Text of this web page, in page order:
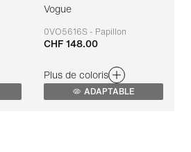
Vogue
0VO5616S - Papillon
Adaptable
CHF 148.00
Plus de coloris
ADAPTABLE